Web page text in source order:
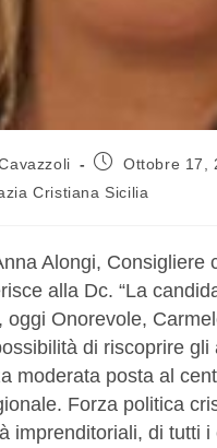
Ottobre 17,
Cristiana Sicilia
Alongi, Consigliere
alla Dc. “La
oggi Onorevole,
di riscoprire gli
moderata posta al
Forza politica
imprenditoriali, di tutti i